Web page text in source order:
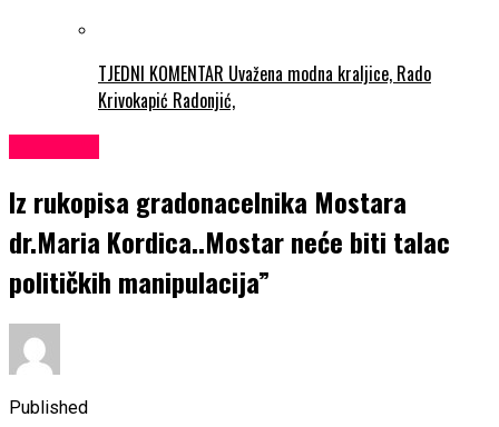
TJEDNI KOMENTAR Uvažena modna kraljice, Rado
Krivokapić Radonjić,
Iz rukopisa gradonacelnika Mostara
dr.Maria Kordica..Mostar neće biti talac
političkih manipulacija”
Published